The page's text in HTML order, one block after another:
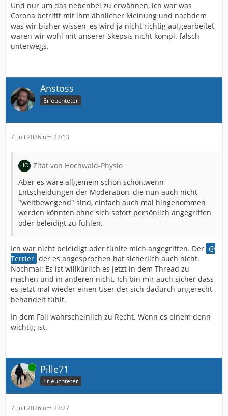
Und nur um das nebenbei zu erwähnen, ich war was
Corona betrifft mit ihm ähnlicher Meinung und nachdem
was wir bisher wissen, es wird ja nicht richtig aufgearbeitet,
waren wir wohl mit unserer Skepsis nicht kompl. falsch
unterwegs.
Anstoss
Erleuchteter
7. Juli 2026 um 22:13
Zitat von Hochwald-Physio
Aber es wäre allgemein schon schön,wenn
Entscheidungen der Moderation, die nun auch nicht
"weltbewegend" sind, einfach auch mal hingenommen
werden könnten ohne sich sofort persönlich angegriffen
oder beleidigt zu fühlen.
Ich war nicht beleidigt oder fühlte mich angegriffen. Der
Terrier der es angesprochen hat sicherlich auch nicht.
Nochmal: Es ist willkürlich es jetzt in dem Thread zu
machen und in anderen nicht. Ich bin mir auch sicher dass
es jetzt mal wieder einen User der sich dadurch ungerecht
behandelt fühlt.
In dem Fall wahrscheinlich zu Recht. Wenn es einem denn
wichtig ist.
Online Pille71
Erleuchteter
7. Juli 2026 um 22:27